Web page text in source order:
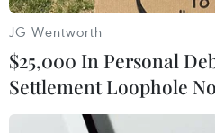
người mất tích.
JG Wentworth
$25,000 In Personal
Settlement Loophole